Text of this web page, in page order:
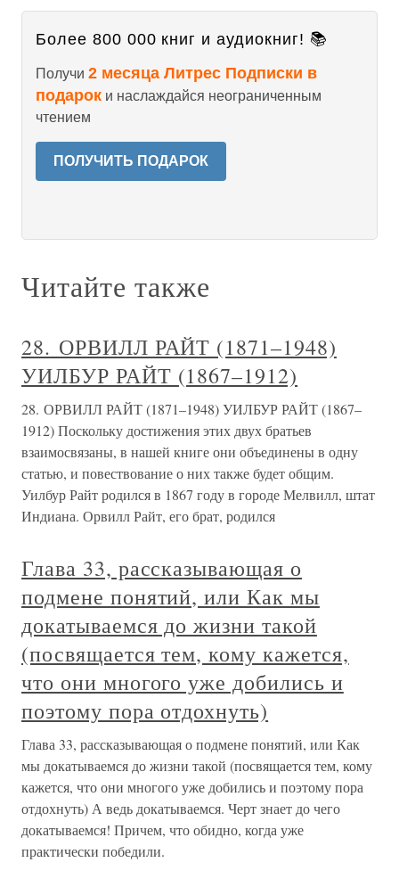
Более 800 000 книг и аудиокниг! 📚
Получи 2 месяца Литрес Подписки в
подарок и наслаждайся неограниченным
чтением
ПОЛУЧИТЬ ПОДАРОК
Читайте также
28. ОРВИЛЛ РАЙТ (1871–1948)
УИЛБУР РАЙТ (1867–1912)
28. ОРВИЛЛ РАЙТ (1871–1948) УИЛБУР РАЙТ (1867–
1912) Поскольку достижения этих двух братьев
взаимосвязаны, в нашей книге они объединены в одну
статью, и повествование о них также будет общим.
Уилбур Райт родился в 1867 году в городе Мелвилл, штат
Индиана. Орвилл Райт, его брат, родился
Глава 33, рассказывающая о
подмене понятий, или Как мы
докатываемся до жизни такой
(посвящается тем, кому кажется,
что они многого уже добились и
поэтому пора отдохнуть)
Глава 33, рассказывающая о подмене понятий, или Как
мы докатываемся до жизни такой (посвящается тем, кому
кажется, что они многого уже добились и поэтому пора
отдохнуть) А ведь докатываемся. Черт знает до чего
докатываемся! Причем, что обидно, когда уже
практически победили.